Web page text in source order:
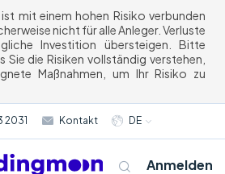
mit einem hohen Risiko verbunden
nicht für alle Anleger. Verluste
Investition übersteigen. Bitte
Sie die Risiken vollständig verstehen,
Maßnahmen, um Ihr Risiko zu
2031 Kontakt DE
Anmelden